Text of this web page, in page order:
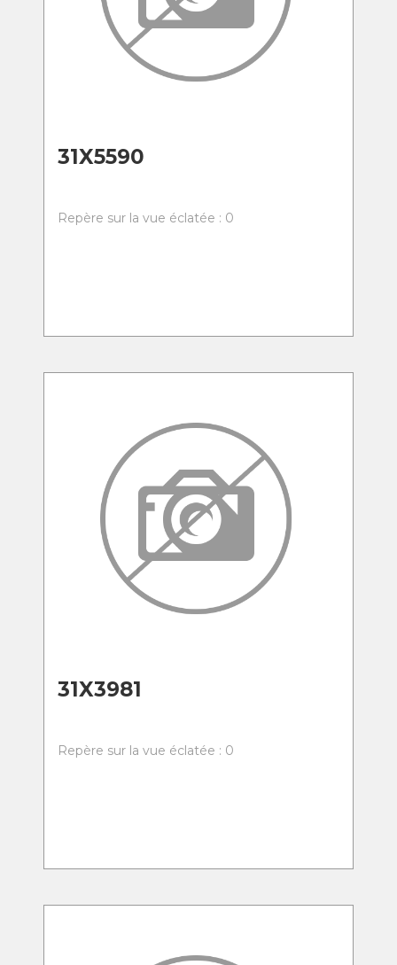
31X5590
Repère sur la vue éclatée : 0
31X3981
Repère sur la vue éclatée : 0